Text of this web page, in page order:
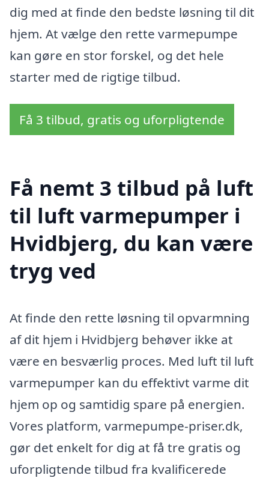
dig med at finde den bedste løsning til dit
hjem. At vælge den rette varmepumpe
kan gøre en stor forskel, og det hele
starter med de rigtige tilbud.
Få 3 tilbud, gratis og uforpligtende
Få nemt 3 tilbud på luft
til luft varmepumper i
Hvidbjerg, du kan være
tryg ved
At finde den rette løsning til opvarmning
af dit hjem i Hvidbjerg behøver ikke at
være en besværlig proces. Med luft til luft
varmepumper kan du effektivt varme dit
hjem op og samtidig spare på energien.
Vores platform, varmepumpe-priser.dk,
gør det enkelt for dig at få tre gratis og
uforpligtende tilbud fra kvalificerede